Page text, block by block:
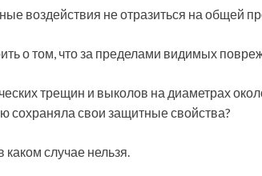
воздействия не отразиться на общей
о том, что за пределами видимых
трещин и выколов на диаметрах
сохраняла свои защитные свойства?
каком случае нельзя.